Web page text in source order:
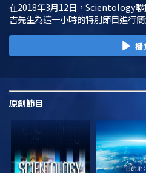
在2018年3月12日，Scientology聯
吉先生為這一小時的特別節目進行簡
播
原創節目